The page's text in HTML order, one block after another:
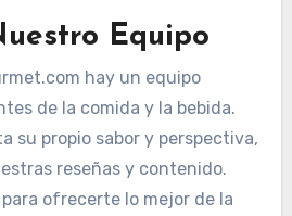
Equipo
hay un equipo
de la comida y la bebida.
su propio sabor y perspectiva,
reseñas y contenido.
ofrecerte lo mejor de la